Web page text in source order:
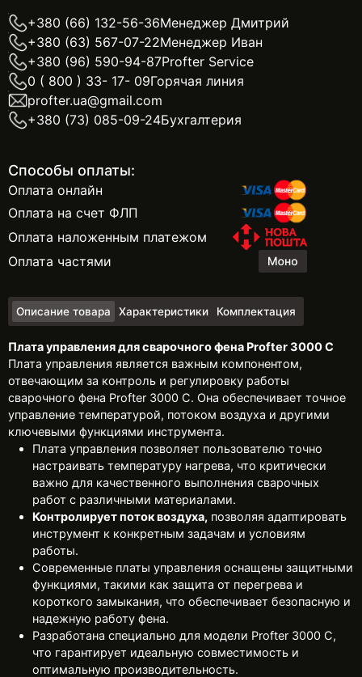
+380 (66) 132-56-36Менеджер Дмитрий
+380 (63) 567-07-22Менеджер Иван
+380 (96) 590-94-87Profter Service
0 ( 800 ) 33- 17- 09Горячая линия
profter.ua@gmail.com
+380 (73) 085-09-24Бухгалтерия
Способы оплаты:
Оплата онлайн
Оплата на счет ФЛП
Оплата наложенным платежом
Оплата частями
Описание товара Характеристики Комплектация
Плата управления для сварочного фена Profter 3000 С
Плата управления является важным компонентом,
отвечающим за контроль и регулировку работы
сварочного фена Profter 3000 С. Она обеспечивает точное
управление температурой, потоком воздуха и другими
ключевыми функциями инструмента.
Плата управления позволяет пользователю точно
настраивать температуру нагрева, что критически
важно для качественного выполнения сварочных
работ с различными материалами.
Контролирует поток воздуха, позволяя адаптировать
инструмент к конкретным задачам и условиям
работы.
Современные платы управления оснащены защитными
функциями, такими как защита от перегрева и
короткого замыкания, что обеспечивает безопасную и
надежную работу фена.
Разработана специально для модели Profter 3000 С,
что гарантирует идеальную совместимость и
оптимальную производительность.